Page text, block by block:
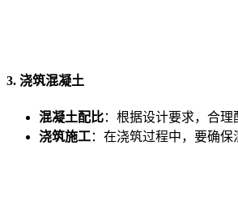
3. 浇筑混凝土
混凝土配比：根据设计要求，合理
浇筑施工：在浇筑过程中，要确